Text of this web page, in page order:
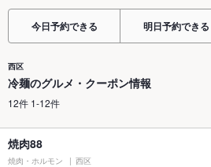
今日予約できる 明日予約できる
西区
冷麺のグルメ・クーポン情報
12件 1-12件
焼肉88
焼肉・ホルモン 西区